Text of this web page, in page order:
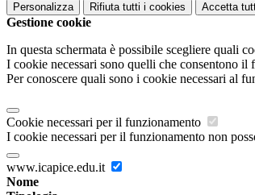
Personalizza Rifiuta tutti i cookies Accetta
Gestione cookie
In questa schermata è possibile scegliere quali
I cookie necessari sono quelli che consentono
Per conoscere quali sono i cookie necessari al
Cookie necessari per il funzionamento
I cookie necessari per il funzionamento non
www.icapice.edu.it
Nome